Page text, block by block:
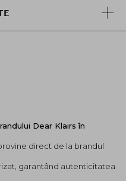
Dear Klairs în
direct de la brandul
garantând autenticitatea